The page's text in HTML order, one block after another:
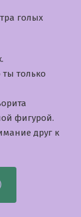
голых
только
фигурой.
друг к